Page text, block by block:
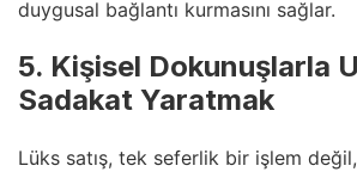
duygusal bağlantı kurmasını sağlar.
5. Kişisel Dokunuşlarla
Sadakat Yaratmak
Lüks satış, tek seferlik bir işlem